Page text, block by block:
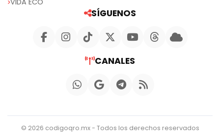
SÍGUENOS
CANALES
© 2026 codigoqro.mx - Todos los derechos reservados